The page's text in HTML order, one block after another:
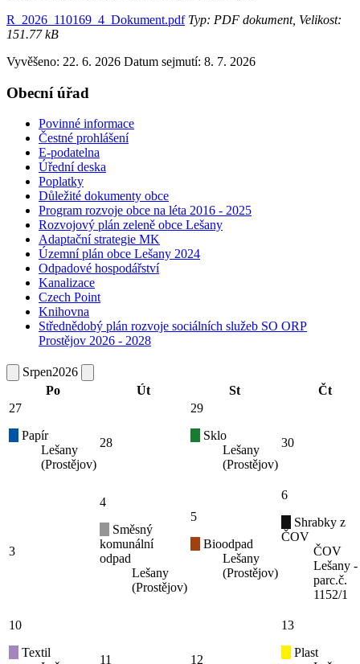
R_2026_110169_4_Dokument.pdfTyp: PDF dokument, Velikost:
151.77 kB
Vyvěšeno: 22. 6. 2026 Datum sejmutí: 8. 7. 2026
Obecní úřad
Povinné informace
Čestné prohlášení
E-podatelna
Úřední deska
Poplatky
Důležité dokumenty obce
Program rozvoje obce na léta 2016 - 2025
Rozvojový plán zeleně obce Lešany
Adaptační strategie MK
Územní plán obce Lešany 2024
Odpadové hospodářství
Kanalizace
Czech Point
Knihovna
Střednědobý plán rozvoje sociálních služeb SO ORP
Prostějov 2026 - 2028
Srpen2026
Po
Út St
Čt
27
Papír
Lešany
(Prostějov)
28
29
Sklo
Lešany
(Prostějov)
30
3
4
Směsný
komunální
odpad
Lešany
(Prostějov)
5
Bioodpad
Lešany
(Prostějov)
6
Shrabky z
ČOV
ČOV
Lešany -
parc.č.
1152/1
10
Textil
11 12
13
Plast